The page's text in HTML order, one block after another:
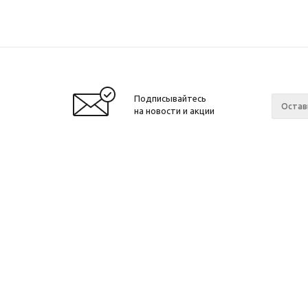
Подписывайтесь
на новости и акции